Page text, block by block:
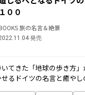
１００
旅の名言＆絶景
発売
てきた「地球の歩き方
るドイツの名言と癒やし